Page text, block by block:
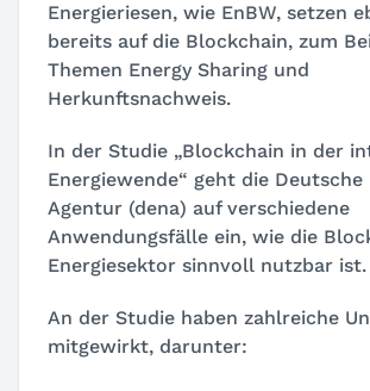
Energieriesen, wie EnBW, setzen
bereits auf die Blockchain, zum
Themen Energy Sharing und
Herkunftsnachweis.
In der Studie „Blockchain in der
Energiewende“ geht die Deutsche
Agentur (dena) auf verschiedene
Anwendungsfälle ein, wie die
Energiesektor sinnvoll nutzbar ist.
An der Studie haben zahlreiche
mitgewirkt, darunter: